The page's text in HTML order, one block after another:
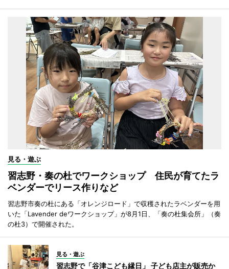
見る・遊ぶ
習志野・奏の杜でワークショップ 住民が育てたラ
ベンダーでリース作りなど
習志野市奏の杜にある「オレンジロード」で収穫されたラベンダーを用
いた「Lavender deワークショップ」が8月1日、「奏の杜集会所」（奏
の杜3）で開催された。
見る・遊ぶ
習志野で「谷津こども縁日」 子ども店主が販売か